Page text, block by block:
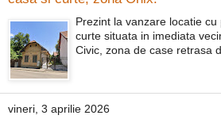
Prezint la vanzare locatie
curte situata in imediata
Civic, zona de case retrasa
vineri, 3 aprilie 2026